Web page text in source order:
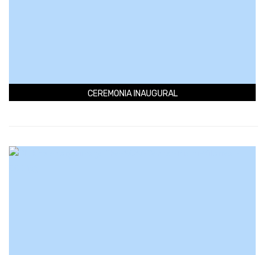
CEREMONIA INAUGURAL